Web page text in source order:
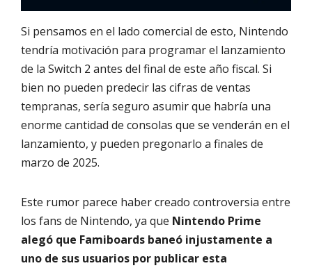
Si pensamos en el lado comercial de esto, Nintendo
tendría motivación para programar el lanzamiento
de la Switch 2 antes del final de este año fiscal. Si
bien no pueden predecir las cifras de ventas
tempranas, sería seguro asumir que habría una
enorme cantidad de consolas que se venderán en el
lanzamiento, y pueden pregonarlo a finales de
marzo de 2025.
Este rumor parece haber creado controversia entre
los fans de Nintendo, ya que Nintendo Prime
alegó que Famiboards baneó injustamente a
uno de sus usuarios por publicar esta